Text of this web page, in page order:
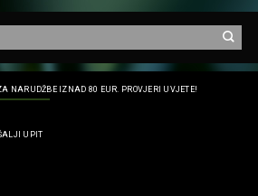
NARUDŽBE IZNAD 80 EUR. PROVJERI UVJETE!
UPIT